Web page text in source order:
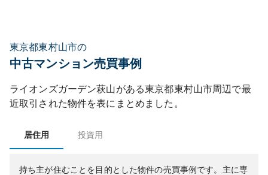
東京都東村山市の
中古マンション売買事例
ライオンズガーデン萩山がある東京都東村山市周辺で最
近取引された物件を表にまとめました。
居住用 投資用
持ち主が住むことを目的とした物件の売買事例です。 主に専